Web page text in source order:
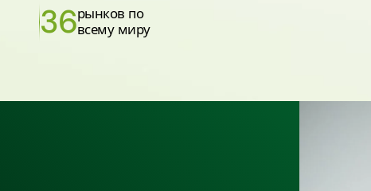
36рынков по
всему миру